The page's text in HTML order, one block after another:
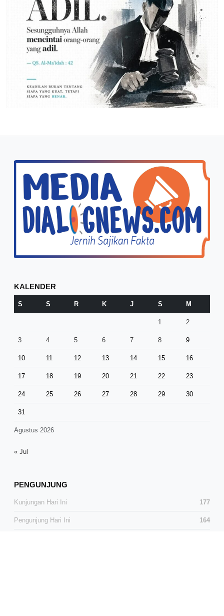
KALENDER
Agustus 2026
S S R K J S M
1 2
3 4 5 6 7 8 9
10 11 12 13 14 15 16
17 18 19 20 21 22 23
24 25 26 27 28 29 30
31
« Jul
PENGUNJUNG
Kunjungan Hari Ini 177
Pengunjung Hari Ini 164